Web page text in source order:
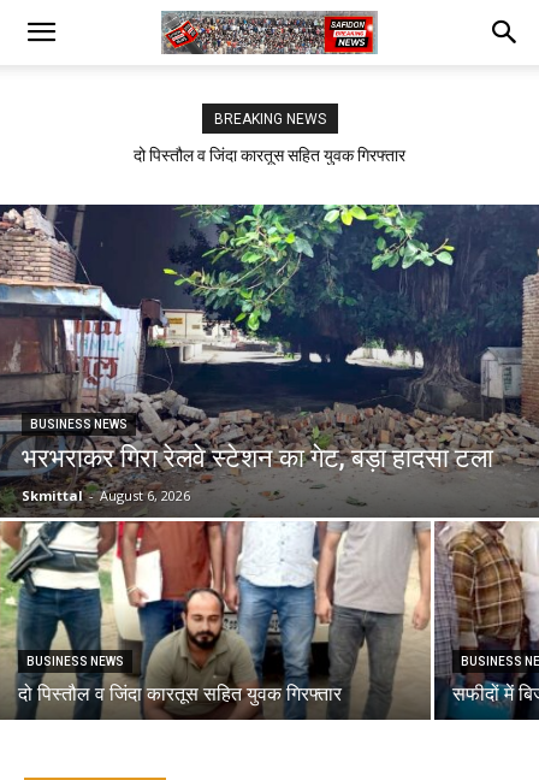
BREAKING NEWS
सफीदों में बिजली कर्मचारियों का जोरदार प्रदर्शन
BUSINESS NEWS
भरभराकर गिरा रेलवे स्टेशन का गेट, बड़ा हादसा टला
Skmittal - August 6, 2026
BUSINESS NEWS
दो पिस्तौल व जिंदा कारतूस सहित युवक गिरफ्तार
BUSINESS
सफीदों में